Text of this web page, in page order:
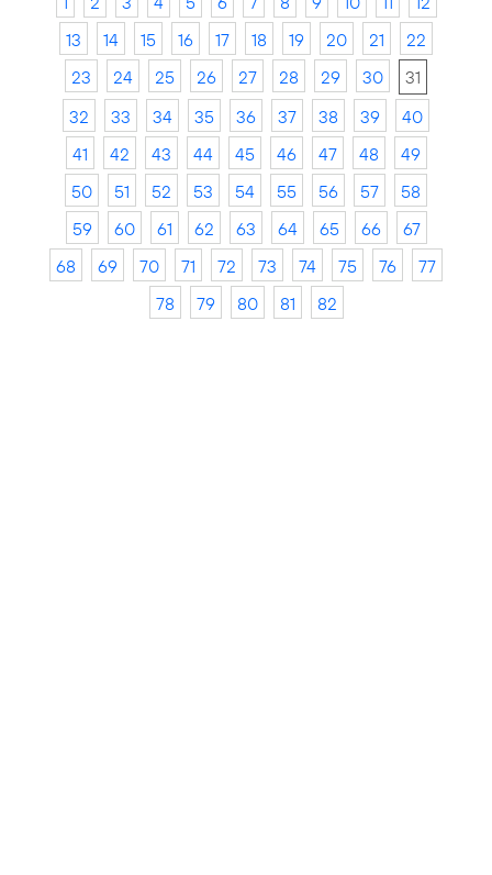
13
14 15 16 17 18 19 20 21
22
23
24 25 26 27 28 29 30
31
32
33 34 35 36 37 38 39
40
41
42 43 44 45 46 47 48
49
50
51 52 53 54 55 56 57
58
59
60 61 62 63 64 65 66
67
68
69 70 71 72 73 74 75 76
77
78
79 80 81 82